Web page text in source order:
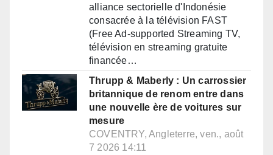
alliance sectorielle d'Indonésie
consacrée à la télévision FAST
(Free Ad-supported Streaming TV,
télévision en streaming gratuite
financée…
Thrupp & Maberly : Un carrossier
britannique de renom entre dans
une nouvelle ère de voitures sur
mesure
COVENTRY, Angleterre, ven., août
7 2026 14:11